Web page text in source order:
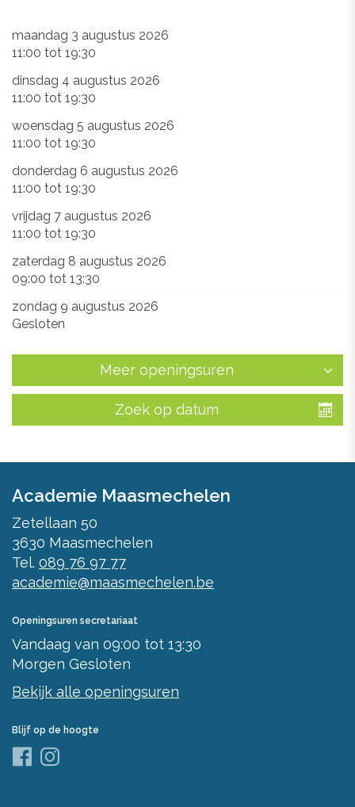
maandag 3 augustus 2026
11:00 tot 19:30
dinsdag 4 augustus 2026
11:00 tot 19:30
woensdag 5 augustus 2026
11:00 tot 19:30
donderdag 6 augustus 2026
11:00 tot 19:30
vrijdag 7 augustus 2026
11:00 tot 19:30
zaterdag 8 augustus 2026
09:00 tot 13:30
zondag 9 augustus 2026
Gesloten
Meer openingsuren
Zoek op datum
Academie Maasmechelen
Zetellaan 50
3630 Maasmechelen
Tel. 089 76 97 77
academie@maasmechelen.be
Openingsuren secretariaat
Vandaag van 09:00 tot 13:30
Morgen Gesloten
Bekijk alle openingsuren
Blijf op de hoogte
Facebook
Instagram